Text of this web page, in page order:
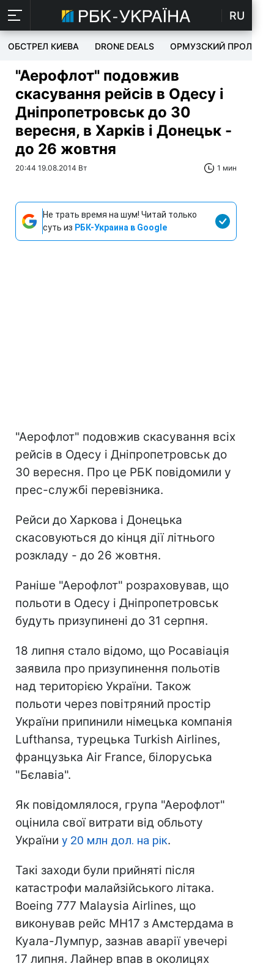
RU
ОБСТРЕЛ КИЕВА DRONE DEALS ОРМУЗСКИЙ ПРОЛИВ
"Аерофлот" подовжив
скасування рейсів в Одесу і
Дніпропетровськ до 30
вересня, в Харків і Донецьк -
до 26 жовтня
20:44 19.08.2014 Вт 1 мин
Не трать время на шум! Читай только
суть из РБК-Украина в Google
"Аерофлот" подовжив скасування всіх
рейсів в Одесу і Дніпропетровськ до
30 вересня. Про це РБК повідомили у
прес-службі перевізника.
Рейси до Харкова і Донецька
скасовуються до кінця дії літнього
розкладу - до 26 жовтня.
Раніше "Аерофлот" розраховував, що
польоти в Одесу і Дніпропетровськ
будуть призупинені до 31 серпня.
18 липня стало відомо, що Росавіація
заявила про призупинення польотів
над територією України. Також
польоти через повітряний простір
України припинили німецька компанія
Lufthansa, турецька Turkish Airlines,
французька Air France, білоруська
"Бєлавіа".
Як повідомлялося, група "Аерофлот"
оцінила свої витрати від обльоту
України у 20 млн дол. на рік.
Такі заходи були прийняті після
катастрофи малайзійського літака.
Boeing 777 Malaysia Airlines, що
виконував рейс MH17 з Амстердама в
Куала-Лумпур, зазнав аварії увечері
17 липня. Лайнер впав в околицях